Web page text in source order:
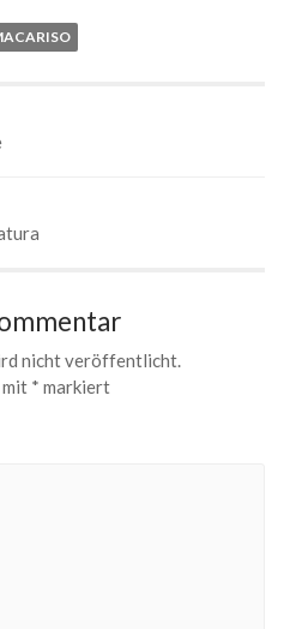
nicht veröffentlicht.
* markiert